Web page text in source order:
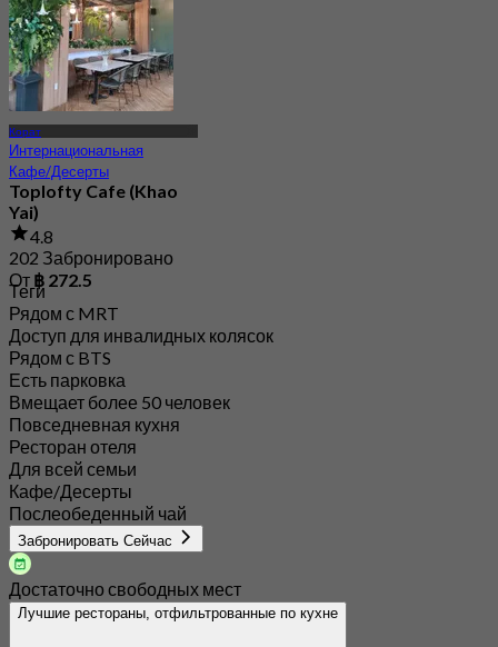
Корат
Интернациональная
Кафе/Десерты
Toplofty Cafe (Khao
Yai)
4.8
202 Забронировано
От ฿ 272.5
Теги
Рядом с MRT
Доступ для инвалидных колясок
Рядом с BTS
Есть парковка
Вмещает более 50 человек
Повседневная кухня
Ресторан отеля
Для всей семьи
Кафе/Десерты
Послеобеденный чай
Забронировать Сейчас
Достаточно свободных мест
Лучшие рестораны, отфильтрованные по кухне